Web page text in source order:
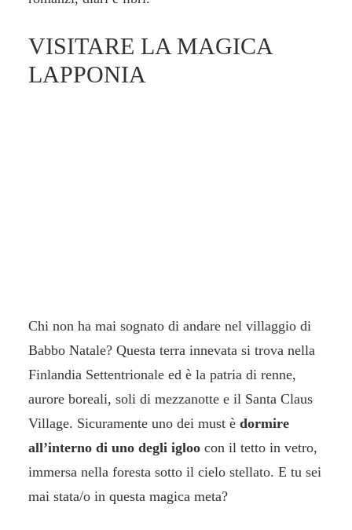
VISITARE LA MAGICA
LAPPONIA
Chi non ha mai sognato di andare nel villaggio di
Babbo Natale? Questa terra innevata si trova nella
Finlandia Settentrionale ed è la patria di renne,
aurore boreali, soli di mezzanotte e il Santa Claus
Village. Sicuramente uno dei must è dormire
all’interno di uno degli igloo con il tetto in vetro,
immersa nella foresta sotto il cielo stellato. E tu sei
mai stata/o in questa magica meta?